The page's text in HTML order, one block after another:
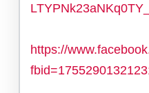
https://